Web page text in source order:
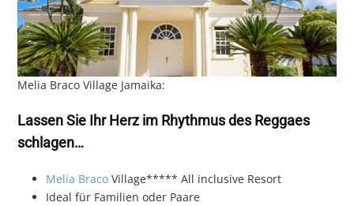
Melia Braco Village Jamaika:
Lassen Sie Ihr Herz im Rhythmus des Reggaes
schlagen…
Melia Braco Village***** All inclusive Resort
Ideal für Familien oder Paare